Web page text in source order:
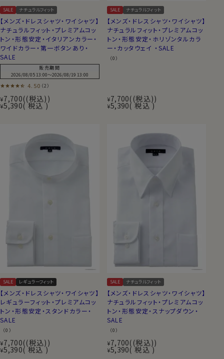
SALE ナチュラルフィット
【メンズ・ドレスシャツ・ワイシャツ】
ナチュラルフィット・プレミアムコッ
トン・形態安定・イタリアンカラー・
ワイドカラー・第一ボタンあり・
SALE
販売期間
2026/08/05 13:00〜2026/08/19 13:00
4.50 （2）
¥7,700 (税込)
¥5,390 税込
SALE ナチュラルフィット
【メンズ・ドレスシャツ・ワイシャツ】
ナチュラルフィット・プレミアムコッ
トン・形態安定・ホリゾンタルカラ
ー・カッタウェイ ・SALE
（0）
¥7,700 (税込)
¥5,390 税込
SALE レギュラーフィット
【メンズ・ドレスシャツ・ワイシャツ】
レギュラーフィット・プレミアムコッ
トン・形態安定・スタンドカラー・
SALE
（0）
¥7,700 (税込)
¥5,390 税込
SALE ナチュラルフィット
【メンズ・ドレスシャツ・ワイシャツ】
ナチュラルフィット・プレミアムコッ
トン・形態安定・スナップダウン・
SALE
（0）
¥7,700 (税込)
¥5,390 税込